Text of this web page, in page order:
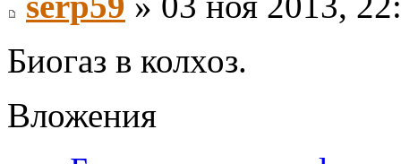
Биогаз в колхоз.
Вложения